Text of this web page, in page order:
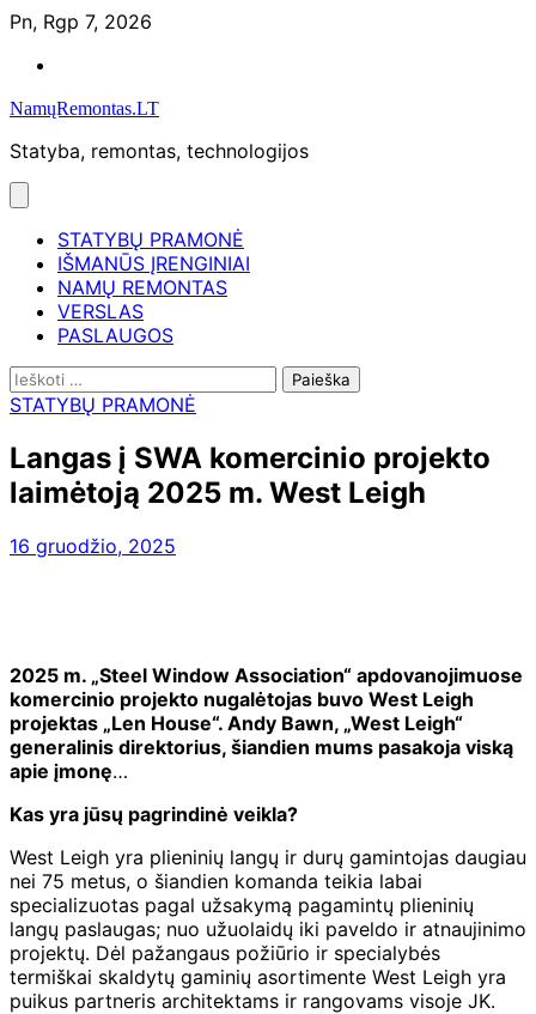
Skip
content
Pn, Rgp 7, 2026
NamųRemontas.LT
Statyba, remontas, technologijos
STATYBŲ PRAMONĖ
IŠMANŪS ĮRENGINIAI
NAMŲ REMONTAS
VERSLAS
PASLAUGOS
Ieškoti:
STATYBŲ PRAMONĖ
Langas į SWA komercinio projekto
laimėtoją 2025 m. West Leigh
16 gruodžio, 2025
2025 m. „Steel Window Association“ apdovanojimuose
komercinio projekto nugalėtojas buvo West Leigh
projektas „Len House“. Andy Bawn, „West Leigh“
generalinis direktorius, šiandien mums pasakoja viską
apie įmonę…
Kas yra jūsų pagrindinė veikla?
West Leigh yra plieninių langų ir durų gamintojas daugiau
nei 75 metus, o šiandien komanda teikia labai
specializuotas pagal užsakymą pagamintų plieninių
langų paslaugas; nuo užuolaidų iki paveldo ir atnaujinimo
projektų. Dėl pažangaus požiūrio ir specialybės
termiškai skaldytų gaminių asortimente West Leigh yra
puikus partneris architektams ir rangovams visoje JK.